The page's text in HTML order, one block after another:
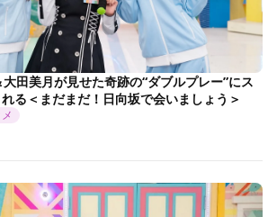
田美月が見せた奇跡の“ダブルプレー”にス
る＜まだまだ！日向坂で会いましょう＞